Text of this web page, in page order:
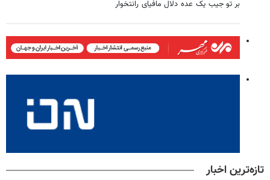
بر تو جیب یک عده دلال مافیای رانتخوار
تازه‌ترین اخبار